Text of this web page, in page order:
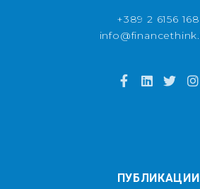
+389 2 6156 168
ПУБЛИКАЦИИ